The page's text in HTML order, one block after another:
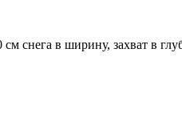
снега в ширину, захват в